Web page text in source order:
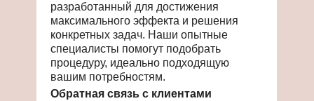
разработанный для достижения
максимального эффекта и решения
конкретных задач. Наши опытные
специалисты помогут подобрать
процедуру, идеально подходящую
вашим потребностям.
Обратная связь с клиентами